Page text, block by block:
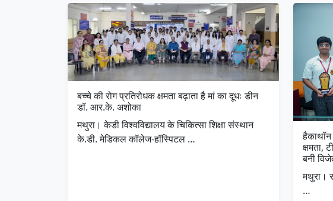
बच्चे की रोग प्रतिरोधक क्षमता बढ़ाता है मां का दूधः डीन
डॉ. आर.के. अशोका
मथुरा। केडी विश्वविद्यालय के चिकित्सा शिक्षा संस्थान
के.डी. मेडिकल कॉलेज-हॉस्पिटल …
क्षमता,
बनी
मथुरा।
…